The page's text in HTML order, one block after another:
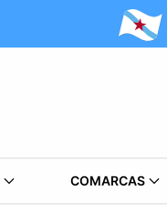
COMARCAS